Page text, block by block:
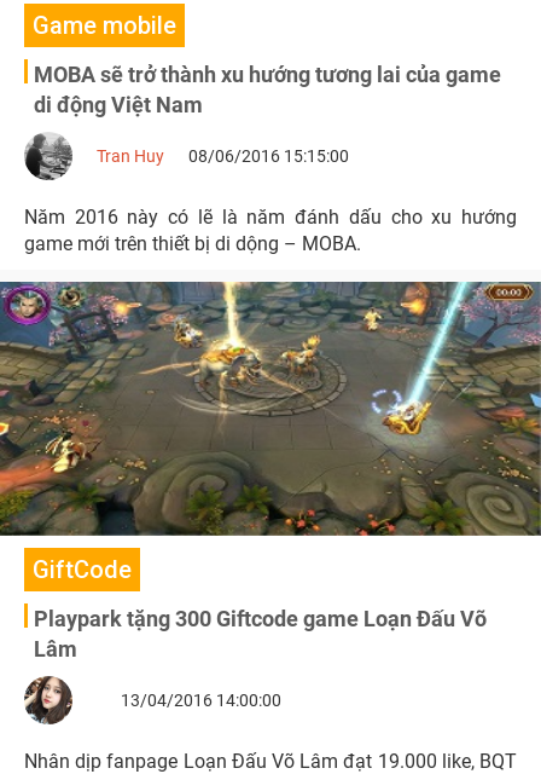
Game mobile
MOBA sẽ trở thành xu hướng tương lai của game
di động Việt Nam
Tran Huy 08/06/2016 15:15:00
Năm 2016 này có lẽ là năm đánh dấu cho xu hướng
game mới trên thiết bị di dộng – MOBA.
GiftCode
Playpark tặng 300 Giftcode game Loạn Đấu Võ
Lâm
13/04/2016 14:00:00
Nhân dịp fanpage Loạn Đấu Võ Lâm đạt 19.000 like, BQT